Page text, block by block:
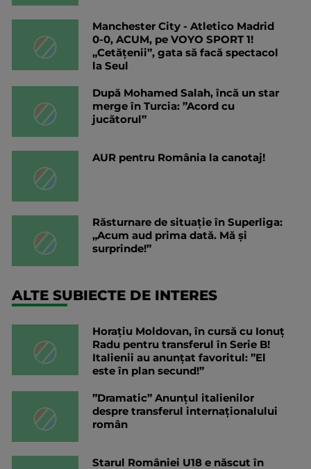
Manchester City - Atletico Madrid
0-0, ACUM, pe VOYO SPORT 1!
„Cetățenii”, gata să facă spectacol
la Seul
După Mohamed Salah, încă un star
merge în Turcia: ”Acord cu
jucătorul”
AUR pentru România la canotaj!
Răsturnare de situație în Superliga:
„Acum aud prima dată. Mă și
surprinde!”
ALTE SUBIECTE DE INTERES
Horațiu Moldovan, în cursă cu Ionuț
Radu pentru transferul în Serie B!
Italienii au anunțat favoritul: ”El
este în plan secund!”
”Dramatic” Anunțul italienilor
despre transferul internaționalului
român
Starul României U18 e născut în